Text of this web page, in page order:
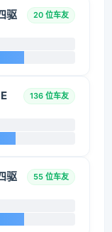
驱
20 位车友
136 位车友
驱
55 位车友